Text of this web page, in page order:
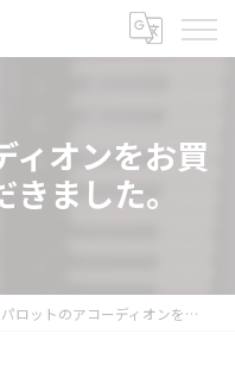
ィオンをお買
ました。
パロットのアコーディオンをお買取りさせていただきました。